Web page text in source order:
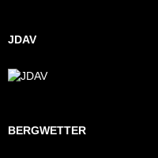
JDAV
BERGWETTER